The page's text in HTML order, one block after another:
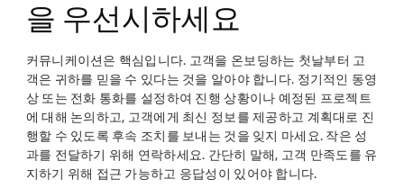
을 우선시하세요
커뮤니케이션은 핵심입니다. 고객을 온보딩하는 첫날부터 고
객은 귀하를 믿을 수 있다는 것을 알아야 합니다. 정기적인 동영
상 또는 전화 통화를 설정하여 진행 상황이나 예정된 프로젝트
에 대해 논의하고, 고객에게 최신 정보를 제공하고 계획대로 진
행할 수 있도록 후속 조치를 보내는 것을 잊지 마세요. 작은 성
과를 전달하기 위해 연락하세요. 간단히 말해, 고객 만족도를 유
지하기 위해 접근 가능하고 응답성이 있어야 합니다.